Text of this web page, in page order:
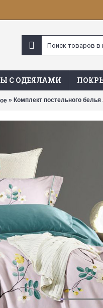
С ОДЕЯЛАМИ
» Комплект постельного